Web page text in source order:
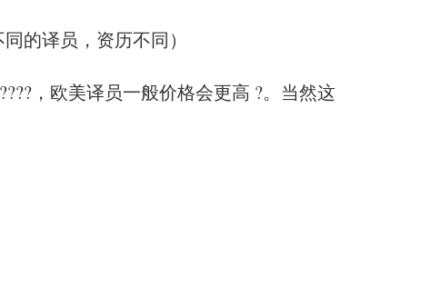
的译员，资历不同）
，欧美译员一般价格会更高 ?。当然这